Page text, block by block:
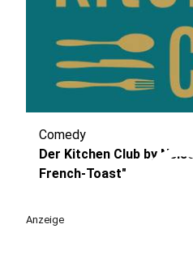
Comedy
Der Kitchen Club by
French-Toast"
Anzeige